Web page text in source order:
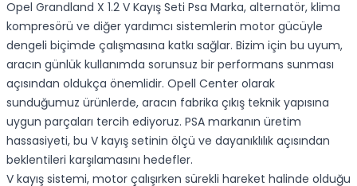
Opel Grandland X 1.2 V Kayış Seti Psa Marka, alternatör, klima
kompresörü ve diğer yardımcı sistemlerin motor gücüyle
dengeli biçimde çalışmasına katkı sağlar. Bizim için bu uyum,
aracın günlük kullanımda sorunsuz bir performans sunması
açısından oldukça önemlidir. Opell Center olarak
sunduğumuz ürünlerde, aracın fabrika çıkış teknik yapısına
uygun parçaları tercih ediyoruz. PSA markanın üretim
hassasiyeti, bu V kayış setinin ölçü ve dayanıklılık açısından
beklentileri karşılamasını hedefler.
V kayış sistemi, motor çalışırken sürekli hareket halinde olduğu